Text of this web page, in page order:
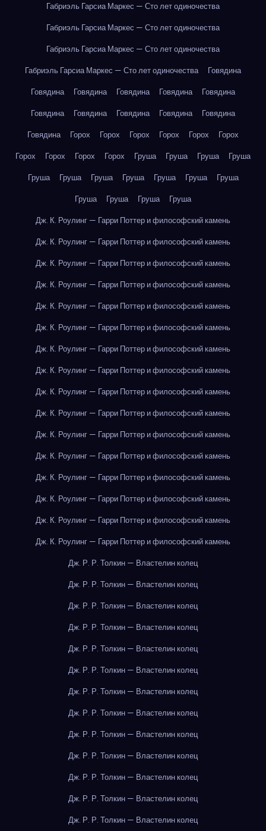
Габриэль Гарсиа Маркес — Сто лет одиночества
Габриэль Гарсиа Маркес — Сто лет одиночества
Габриэль Гарсиа Маркес — Сто лет одиночества
Габриэль Гарсиа Маркес — Сто лет одиночества
Говядина
Говядина
Говядина Говядина Говядина
Говядина
Говядина
Говядина Говядина Говядина
Говядина
Говядина
Горох Горох Горох Горох Горох
Горох
Горох
Горох Горох Горох Груша Груша Груша
Груша
Груша
Груша Груша Груша Груша Груша
Груша
Груша
Груша Груша
Груша
Дж. К. Роулинг — Гарри Поттер и философский камень
Дж. К. Роулинг — Гарри Поттер и философский камень
Дж. К. Роулинг — Гарри Поттер и философский камень
Дж. К. Роулинг — Гарри Поттер и философский камень
Дж. К. Роулинг — Гарри Поттер и философский камень
Дж. К. Роулинг — Гарри Поттер и философский камень
Дж. К. Роулинг — Гарри Поттер и философский камень
Дж. К. Роулинг — Гарри Поттер и философский камень
Дж. К. Роулинг — Гарри Поттер и философский камень
Дж. К. Роулинг — Гарри Поттер и философский камень
Дж. К. Роулинг — Гарри Поттер и философский камень
Дж. К. Роулинг — Гарри Поттер и философский камень
Дж. К. Роулинг — Гарри Поттер и философский камень
Дж. К. Роулинг — Гарри Поттер и философский камень
Дж. К. Роулинг — Гарри Поттер и философский камень
Дж. К. Роулинг — Гарри Поттер и философский камень
Дж. Р. Р. Толкин — Властелин колец
Дж. Р. Р. Толкин — Властелин колец
Дж. Р. Р. Толкин — Властелин колец
Дж. Р. Р. Толкин — Властелин колец
Дж. Р. Р. Толкин — Властелин колец
Дж. Р. Р. Толкин — Властелин колец
Дж. Р. Р. Толкин — Властелин колец
Дж. Р. Р. Толкин — Властелин колец
Дж. Р. Р. Толкин — Властелин колец
Дж. Р. Р. Толкин — Властелин колец
Дж. Р. Р. Толкин — Властелин колец
Дж. Р. Р. Толкин — Властелин колец
Дж. Р. Р. Толкин — Властелин колец